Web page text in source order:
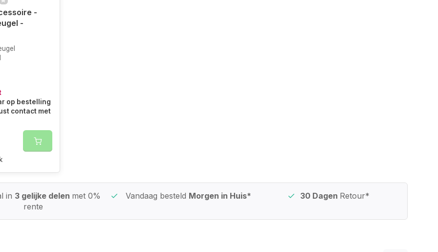
-
-
op bestelling
contact met
in 3 gelijke delen met 0%
rente
Vandaag besteld Morgen in Huis* 30 Dagen Retour*